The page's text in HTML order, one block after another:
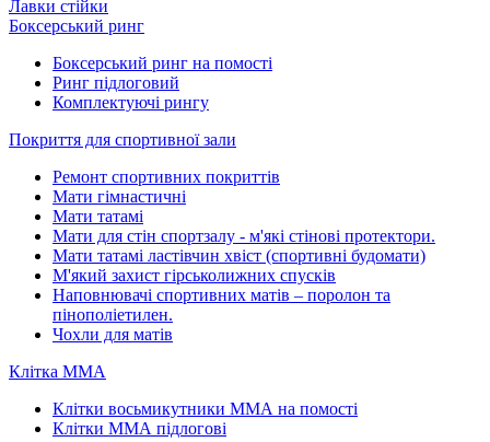
Лавки стійки
Боксерський ринг
Боксерський ринг на помості
Ринг підлоговий
Комплектуючі рингу
Покриття для спортивної зали
Ремонт спортивних покриттів
Мати гімнастичні
Мати татамі
Мати для стін спортзалу - м'які стінові протектори.
Мати татамі ластівчин хвіст (спортивні будомати)
М'який захист гірськолижних спусків
Наповнювачі спортивних матів – поролон та
пінополіетилен.
Чохли для матів
Клітка ММА
Клітки восьмикутники ММА на помості
Клітки ММА підлогові